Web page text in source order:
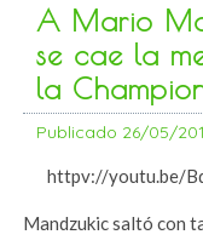
A Mario
se cae la
la
Publicado 26/05/
httpv://youtu.be/
Mandzukic saltó con